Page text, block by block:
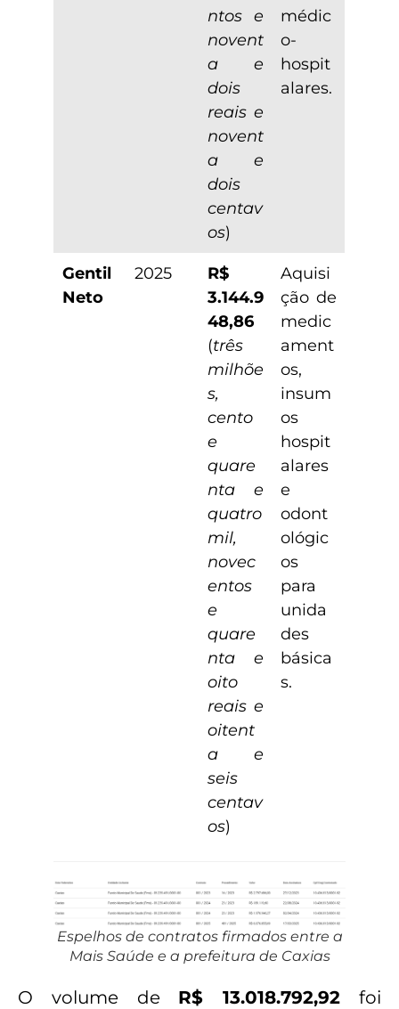
ntos e
novent
a e
dois
reais e
novent
a e
dois
centav
os)
médic
o-
hospit
alares.
Gentil
Neto
2025
R$
3.144.9
48,86
(três
milhõe
s,
cento
e
quare
nta e
quatro
mil,
novec
entos
e
quare
nta e
oito
reais e
oitent
a e
seis
centav
os)
Aquisi
ção de
medic
ament
os,
insum
os
hospit
alares
e
odont
ológic
os
para
unida
des
básica
s.
Espelhos de contratos firmados entre a
Mais Saúde e a prefeitura de Caxias
O volume de R$ 13.018.792,92 foi